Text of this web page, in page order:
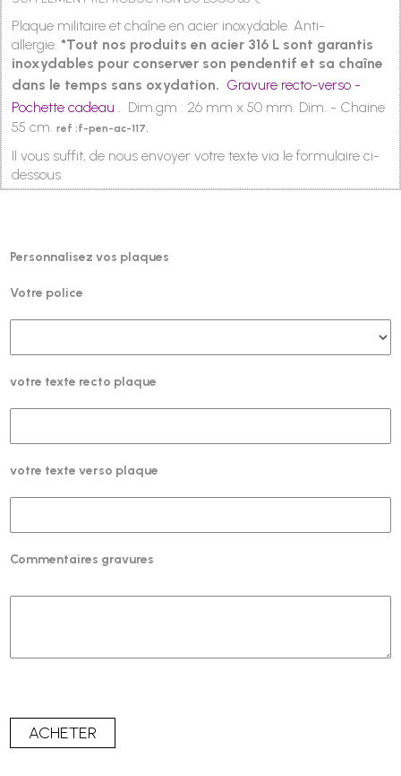
Plaque militaire et chaîne en acier inoxydable. Anti-
allergie.*Tout nos produits en acier 316 L sont garantis
inoxydables pour conserver son pendentif et sa chaîne
dans le temps sans oxydation. Gravure recto-verso -
Pochette cadeau . Dim.gm : 26 mm x 50 mm. Dim. - Chaine
55 cm.ref :f-pen-ac-117.
Il vous suffit, de nous envoyer votre texte via le formulaire ci-
dessous.
Personnalisez vos plaques
Votre police
votre texte recto plaque
votre texte verso plaque
Commentaires gravures